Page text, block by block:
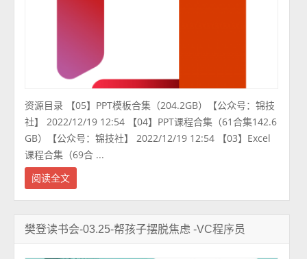
资源目录 【05】PPT模板合集（204.2GB）【公众号：锦技
社】 2022/12/19 12:54 【04】PPT课程合集（61合集142.6
GB）【公众号：锦技社】 2022/12/19 12:54 【03】Excel
课程合集（69合 ...
阅读全文
樊登读书会-03.25-帮孩子摆脱焦虑 -VC程序员